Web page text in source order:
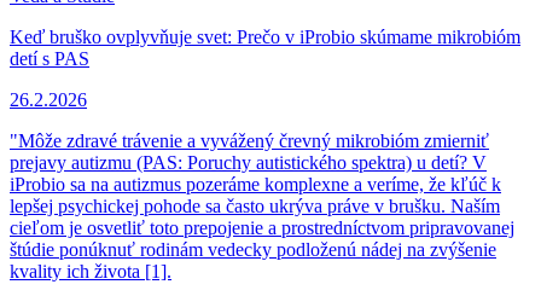
Keď bruško ovplyvňuje svet: Prečo v iProbio skúmame mikrobióm
detí s PAS
26.2.2026
"Môže zdravé trávenie a vyvážený črevný mikrobióm zmierniť
prejavy autizmu (PAS: Poruchy autistického spektra) u detí? V
iProbio sa na autizmus pozeráme komplexne a veríme, že kľúč k
lepšej psychickej pohode sa často ukrýva práve v brušku. Naším
cieľom je osvetliť toto prepojenie a prostredníctvom pripravovanej
štúdie ponúknuť rodinám vedecky podloženú nádej na zvýšenie
kvality ich života [1].